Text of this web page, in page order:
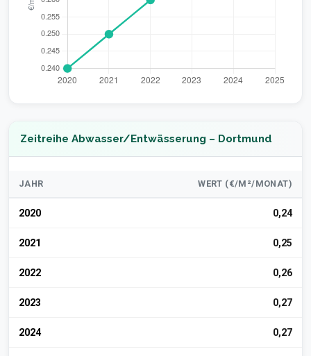
Zeitreihe Abwasser/Entwässerung – Dortmund
JAHR WERT (€/M²/MONAT)
2020 0,24
2021 0,25
2022 0,26
2023 0,27
2024 0,27